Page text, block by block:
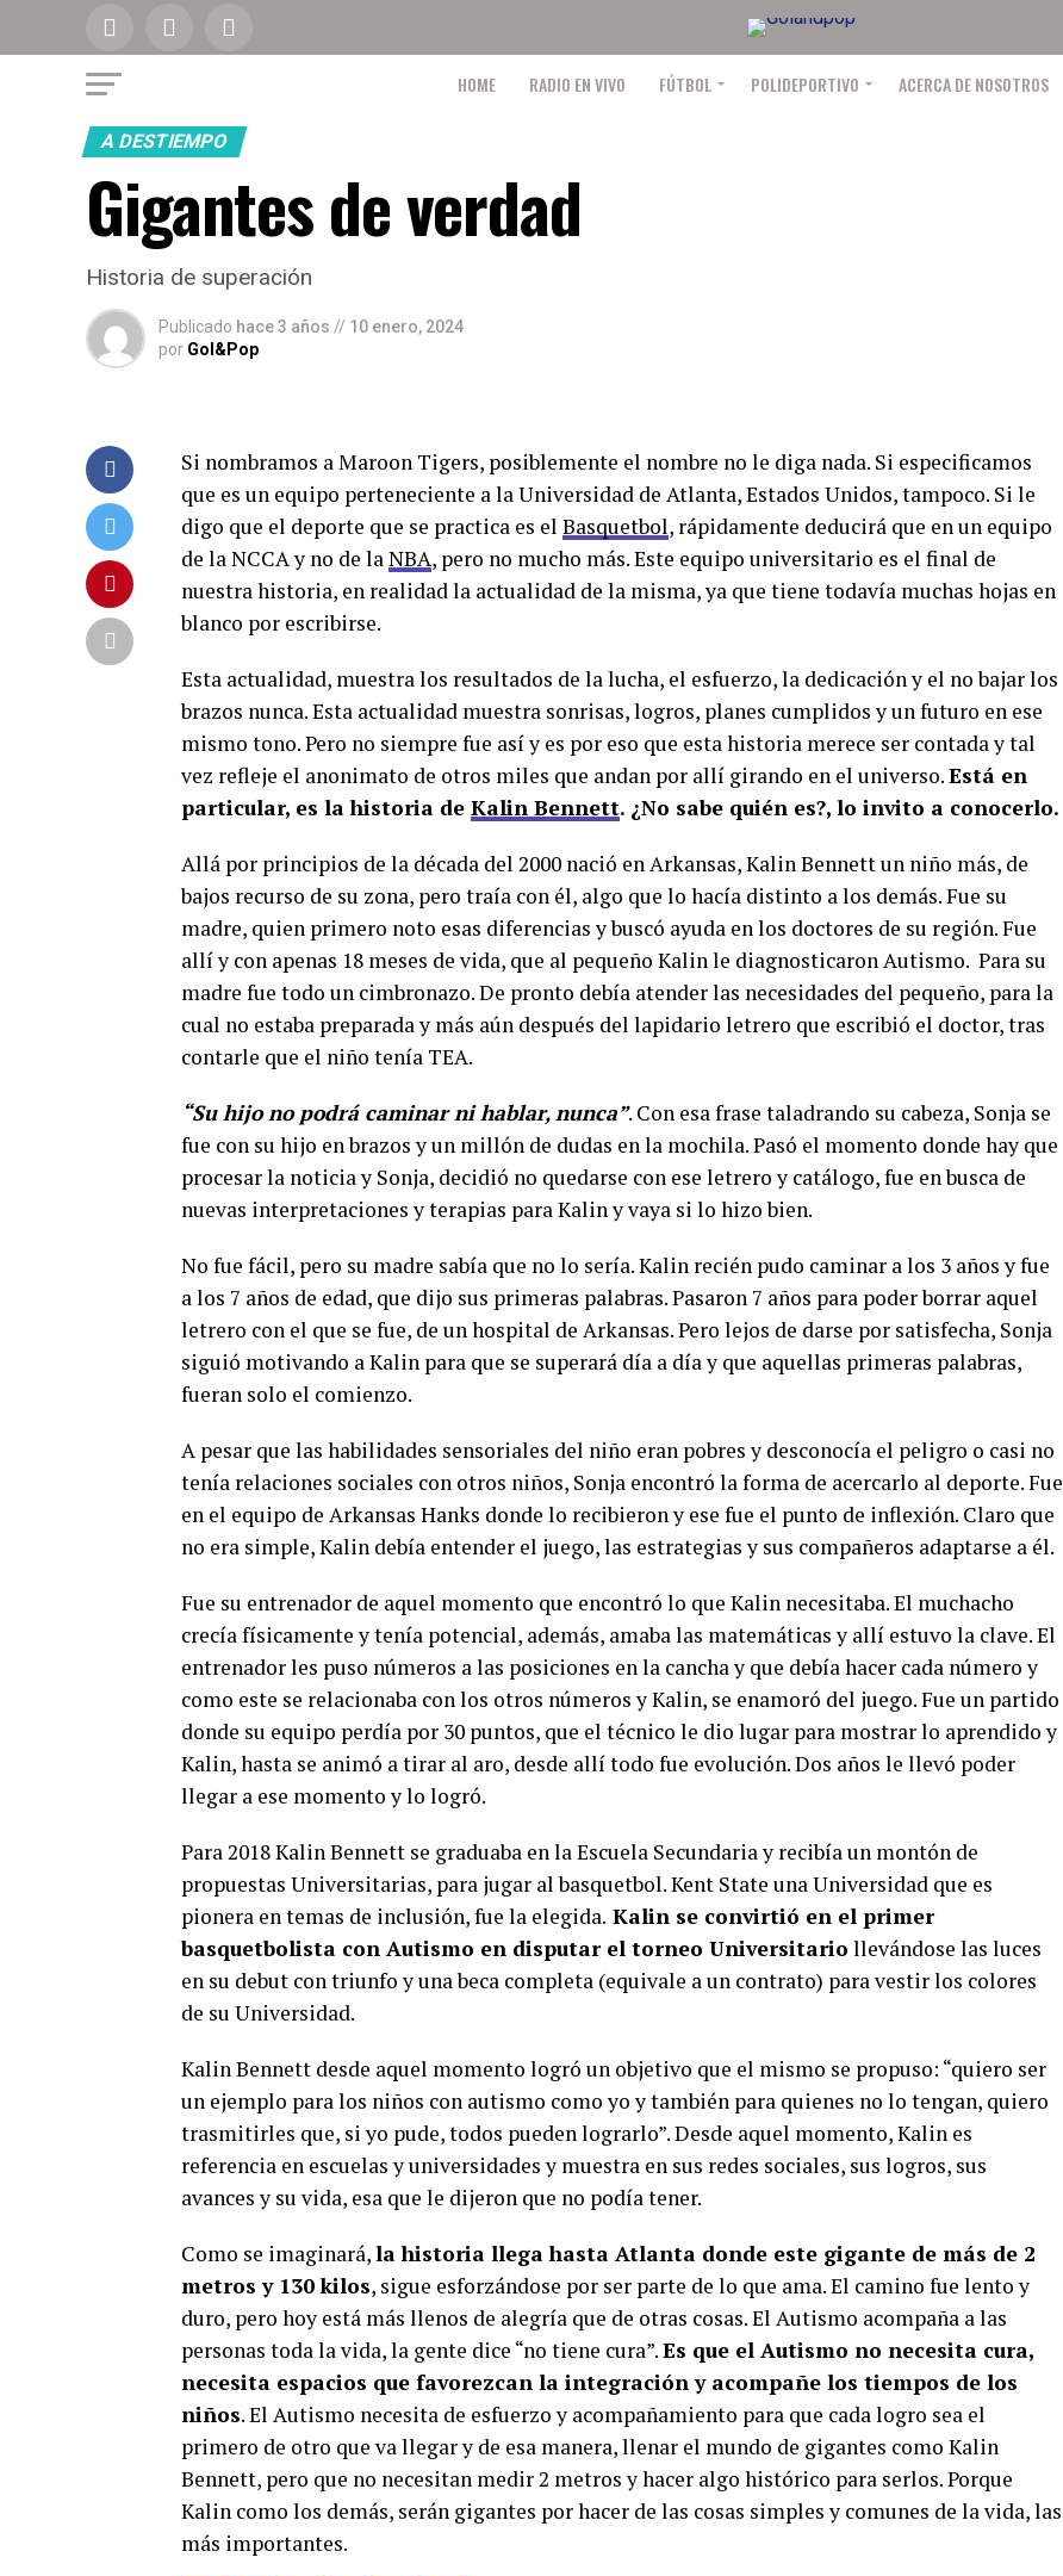
HOME RADIO EN VIVO FÚTBOL POLIDEPORTIVO ACERCA DE NOSOTROS
A DESTIEMPO
Gigantes de verdad
Historia de superación
Publicado hace 3 años // 10 enero, 2024
por Gol&Pop
Si nombramos a Maroon Tigers, posiblemente el nombre no le diga nada. Si especificamos
que es un equipo perteneciente a la Universidad de Atlanta, Estados Unidos, tampoco. Si le
digo que el deporte que se practica es el Basquetbol, rápidamente deducirá que en un equipo
de la NCCA y no de laNBA, pero no mucho más. Este equipo universitario es el final de
nuestra historia, en realidad la actualidad de la misma, ya que tiene todavía muchas hojas en
blanco por escribirse.
Esta actualidad, muestra los resultados de la lucha, el esfuerzo, la dedicación y el no bajar los
brazos nunca. Esta actualidad muestra sonrisas, logros, planes cumplidos y un futuro en ese
mismo tono. Pero no siempre fue así y es por eso que esta historia merece ser contada y tal
vez refleje el anonimato de otros miles que andan por allí girando en el universo.Está en
particular, es la historia de Kalin Bennett. ¿No sabe quién es?, lo invito a conocerlo.
Allá por principios de la década del 2000 nació en Arkansas, Kalin Bennett un niño más, de
bajos recurso de su zona, pero traía con él, algo que lo hacía distinto a los demás. Fue su
madre, quien primero noto esas diferencias y buscó ayuda en los doctores de su región. Fue
allí y con apenas 18 meses de vida, que al pequeño Kalin le diagnosticaron Autismo. Para su
madre fue todo un cimbronazo. De pronto debía atender las necesidades del pequeño, para la
cual no estaba preparada y más aún después del lapidario letrero que escribió el doctor, tras
contarle que el niño tenía TEA.
“Su hijo no podrá caminar ni hablar, nunca”. Con esa frase taladrando su cabeza, Sonja se
fue con su hijo en brazos y un millón de dudas en la mochila. Pasó el momento donde hay que
procesar la noticia y Sonja, decidió no quedarse con ese letrero y catálogo, fue en busca de
nuevas interpretaciones y terapias para Kalin y vaya si lo hizo bien.
No fue fácil, pero su madre sabía que no lo sería. Kalin recién pudo caminar a los 3 años y fue
a los 7 años de edad, que dijo sus primeras palabras. Pasaron 7 años para poder borrar aquel
letrero con el que se fue, de un hospital de Arkansas. Pero lejos de darse por satisfecha, Sonja
siguió motivando a Kalin para que se superará día a día y que aquellas primeras palabras,
fueran solo el comienzo.
A pesar que las habilidades sensoriales del niño eran pobres y desconocía el peligro o casi no
tenía relaciones sociales con otros niños, Sonja encontró la forma de acercarlo al deporte. Fue
en el equipo de Arkansas Hanks donde lo recibieron y ese fue el punto de inflexión. Claro que
no era simple, Kalin debía entender el juego, las estrategias y sus compañeros adaptarse a él.
Fue su entrenador de aquel momento que encontró lo que Kalin necesitaba. El muchacho
crecía físicamente y tenía potencial, además, amaba las matemáticas y allí estuvo la clave. El
entrenador les puso números a las posiciones en la cancha y que debía hacer cada número y
como este se relacionaba con los otros números y Kalin, se enamoró del juego. Fue un partido
donde su equipo perdía por 30 puntos, que el técnico le dio lugar para mostrar lo aprendido y
Kalin, hasta se animó a tirar al aro, desde allí todo fue evolución. Dos años le llevó poder
llegar a ese momento y lo logró.
Para 2018 Kalin Bennett se graduaba en la Escuela Secundaria y recibía un montón de
propuestas Universitarias, para jugar al basquetbol. Kent State una Universidad que es
pionera en temas de inclusión, fue la elegida. Kalin se convirtió en el primer
basquetbolista con Autismo en disputar el torneo Universitario llevándose las luces
en su debut con triunfo y una beca completa (equivale a un contrato) para vestir los colores
de su Universidad.
Kalin Bennett desde aquel momento logró un objetivo que el mismo se propuso: “quiero ser
un ejemplo para los niños con autismo como yo y también para quienes no lo tengan, quiero
trasmitirles que, si yo pude, todos pueden lograrlo”. Desde aquel momento, Kalin es
referencia en escuelas y universidades y muestra en sus redes sociales, sus logros, sus
avances y su vida, esa que le dijeron que no podía tener.
Como se imaginará,la historia llega hasta Atlanta donde este gigante de más de 2
metros y 130 kilos, sigue esforzándose por ser parte de lo que ama. El camino fue lento y
duro, pero hoy está más llenos de alegría que de otras cosas. El Autismo acompaña a las
personas toda la vida, la gente dice “no tiene cura”.Es que el Autismo no necesita cura,
necesita espacios que favorezcan la integración y acompañe los tiempos de los
niños. El Autismo necesita de esfuerzo y acompañamiento para que cada logro sea el
primero de otro que va llegar y de esa manera, llenar el mundo de gigantes como Kalin
Bennett, pero que no necesitan medir 2 metros y hacer algo histórico para serlos. Porque
Kalin como los demás, serán gigantes por hacer de las cosas simples y comunes de la vida, las
más importantes.